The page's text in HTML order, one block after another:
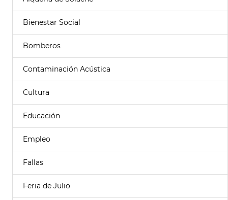
Bienestar Social
Bomberos
Contaminación Acústica
Cultura
Educación
Empleo
Fallas
Feria de Julio